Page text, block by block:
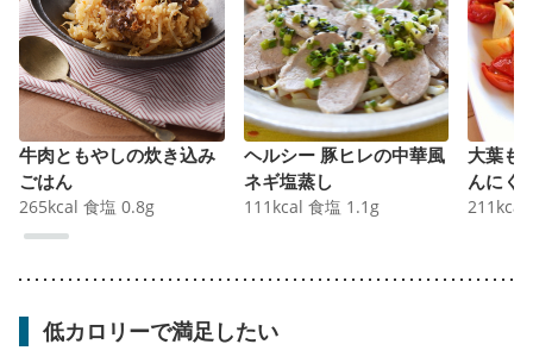
牛肉ともやしの炊き込み
ごはん
265kcal 食塩 0.8g
ヘルシー 豚ヒレの中華風
ネギ塩蒸し
111 kcal 食塩 1.1 g
大葉も
んにく
211 kcal
低カロリーで満足したい